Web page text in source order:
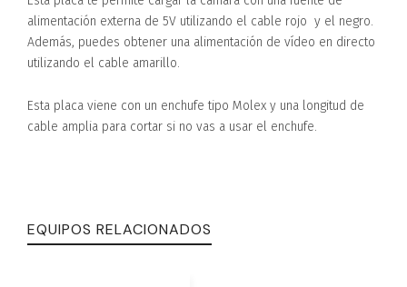
alimentación externa de 5V utilizando el cable rojo y el negro.
Además, puedes obtener una alimentación de vídeo en directo
utilizando el cable amarillo.
Esta placa viene con un enchufe tipo Molex y una longitud de
cable amplia para cortar si no vas a usar el enchufe.
EQUIPOS RELACIONADOS